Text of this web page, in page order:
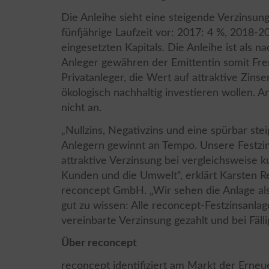
Die Anleihe sieht eine steigende
fünfjährige Laufzeit vor: 2017: 4 %, 2018-
eingesetzten Kapitals. Die Anleihe ist als
Anleger gewähren der Emittentin somit
Privatanleger, die Wert auf attraktive
ökologisch nachhaltig investieren wollen.
nicht an.
„Nullzins, Negativzins und eine spürbar
Anlegern gewinnt an Tempo. Unsere
attraktive Verzinsung bei vergleichsweise
Kunden und die Umwelt“, erklärt Karsten
reconcept GmbH. „Wir sehen die Anlage
gut zu wissen: Alle reconcept-
vereinbarte Verzinsung gezahlt und bei
Über reconcept
reconcept identifiziert am Markt der